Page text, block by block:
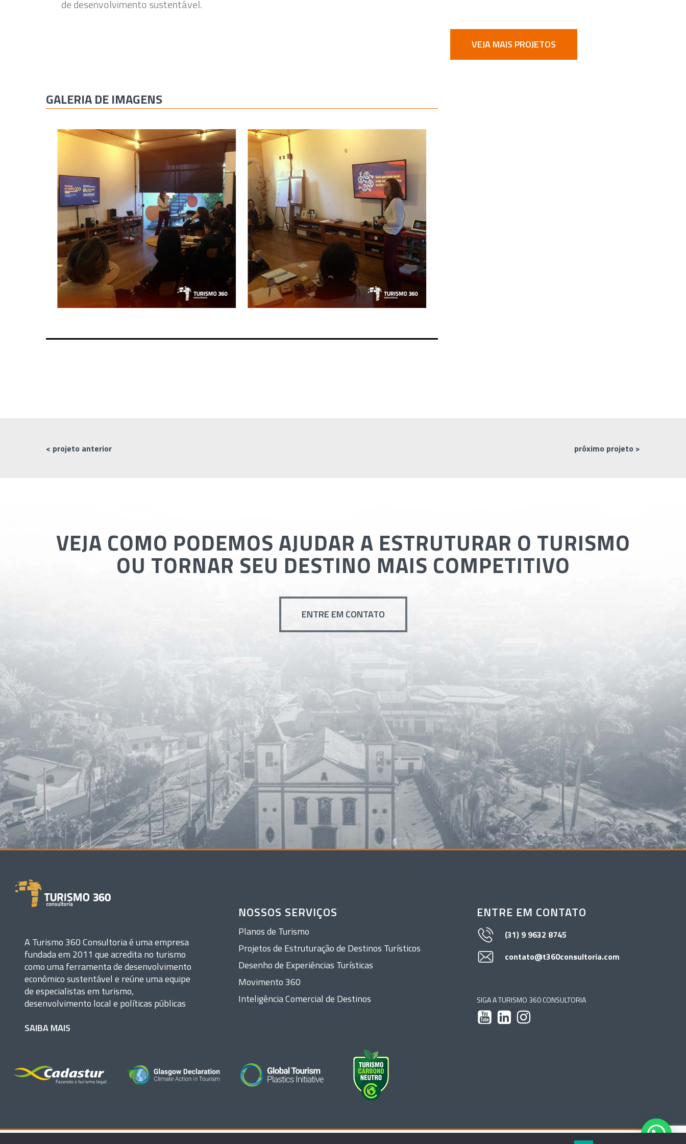
de desenvolvimento sustentável.
GALERIA DE IMAGENS
VEJA MAIS PROJETOS
< projeto anterior próximo projeto >
VEJA COMO PODEMOS AJUDAR A ESTRUTURAR O TURISMO
OU TORNAR SEU DESTINO MAIS COMPETITIVO
ENTRE EM CONTATO
A Turismo 360 Consultoria é uma empresa
fundada em 2011 que acredita no turismo
como uma ferramenta de desenvolvimento
econômico sustentável e reúne uma equipe
de especialistas em turismo,
desenvolvimento local e políticas públicas
SAIBA MAIS
NOSSOS SERVIÇOS
Planos de Turismo
Projetos de Estruturação de Destinos Turísticos
Desenho de Experiências Turísticas
Movimento 360
Inteligência Comercial de Destinos
ENTRE EM CONTATO
(31) 9 9632 8745
contato@t360consultoria.com
SIGA A TURISMO 360 CONSULTORIA